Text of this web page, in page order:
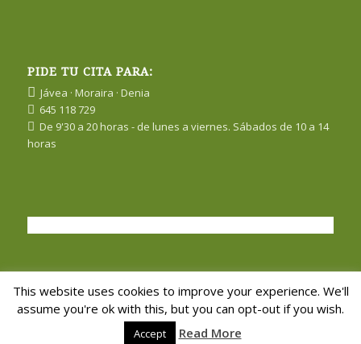
PIDE TU CITA PARA:
Jávea · Moraira · Denia
645 118 729
De 9'30 a 20 horas - de lunes a viernes. Sábados de 10 a 14
horas
© Copyright 2023 · Todos los derechos reservados a
Corinna Hagen |
Tratamientos reconstituyentes en Jávea:: DiseñoFátima Cortell
This website uses cookies to improve your experience. We'll
assume you're ok with this, but you can opt-out if you wish.
Accept Read More